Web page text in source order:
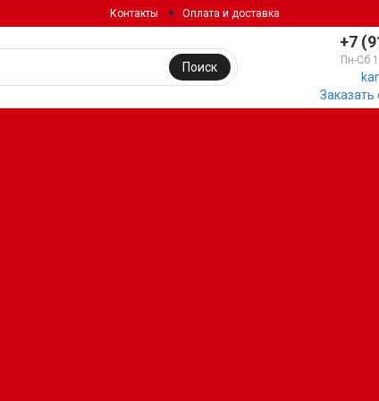
Контакты Оплата и доставка
+7
Пн-Сб
Заказать
Поиск